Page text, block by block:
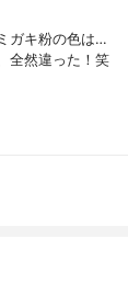
ガキ粉の色は…
全然違った！笑